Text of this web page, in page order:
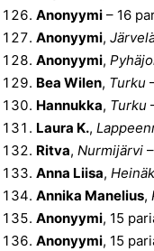
Anonyymi – 16
Anonyymi,
Anonyymi,
Bea Wilen, Turku
Hannukka, Turku
Laura K.,
Ritva, Nurmijärvi
Anna Liisa,
Annika Manelius,
Anonyymi, 15
Anonyymi, 15